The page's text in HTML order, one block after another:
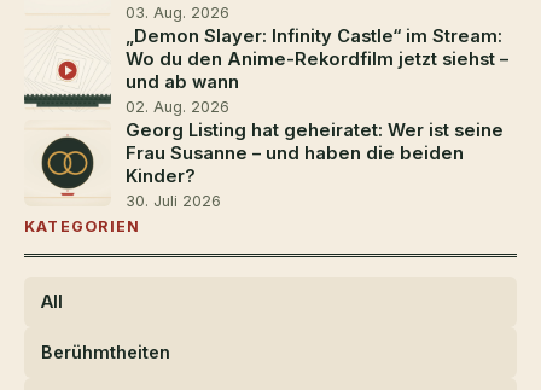
03. Aug. 2026
„Demon Slayer: Infinity Castle“ im Stream:
Wo du den Anime-Rekordfilm jetzt siehst –
und ab wann
02. Aug. 2026
Georg Listing hat geheiratet: Wer ist seine
Frau Susanne – und haben die beiden
Kinder?
30. Juli 2026
KATEGORIEN
All
Berühmtheiten